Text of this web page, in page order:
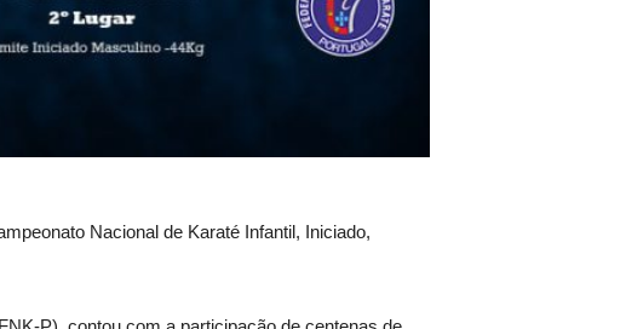
Nacional de Karaté Infantil, Iniciado,